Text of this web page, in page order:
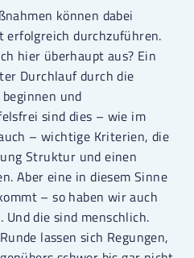
können dabei
erfolgreich durchzuführen.
hier überhaupt aus? Ein
Durchlauf durch die
und
sind dies – wie im
– wichtige Kriterien, die
Struktur und einen
Aber eine in diesem Sinne
– so haben wir auch
die sind menschlich.
lassen sich Regungen,